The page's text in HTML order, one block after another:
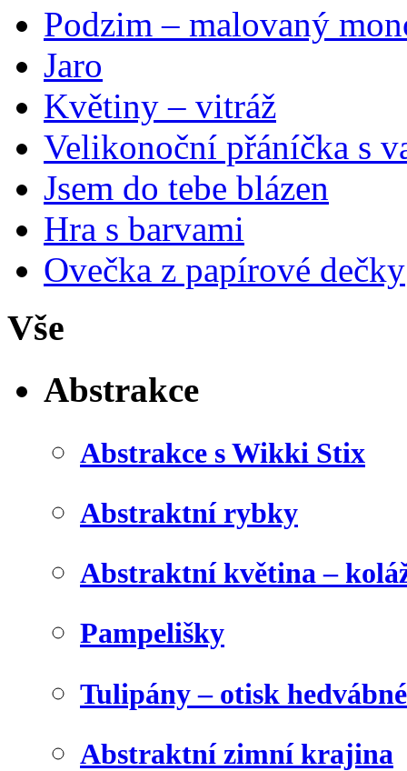
Podzim – malovaný
Jaro
Květiny – vitráž
Velikonoční přáníčka s
Jsem do tebe blázen
Hra s barvami
Ovečka z papírové dečky
Vše
Abstrakce
Abstrakce s Wikki Stix
Abstraktní rybky
Abstraktní květina –
Pampelišky
Tulipány – otisk
Abstraktní zimní krajina